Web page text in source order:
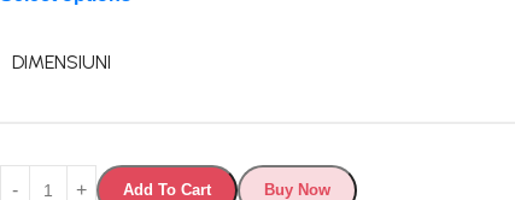
DIMENSIUNI
Add To Cart Buy Now